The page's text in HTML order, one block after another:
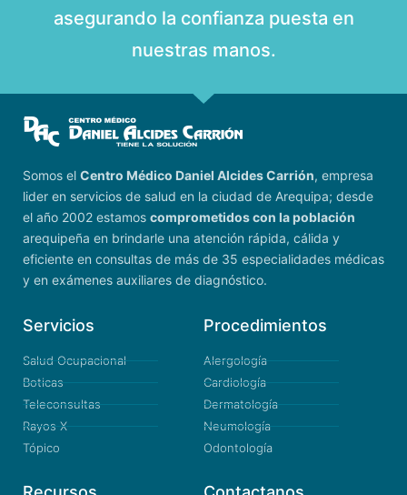
asegurando la confianza puesta en
nuestras manos.
Somos el Centro Médico Daniel Alcides Carrión, empresa
lider en servicios de salud en la ciudad de Arequipa; desde
el año 2002 estamos comprometidos con la población
arequipeña en brindarle una atención rápida, cálida y
eficiente en consultas de más de 35 especialidades médicas
y en exámenes auxiliares de diagnóstico.
Servicios
Salud Ocupacional
Boticas
Teleconsultas
Rayos X
Tópico
Procedimientos
Alergología
Cardiología
Dermatología
Neumología
Odontología